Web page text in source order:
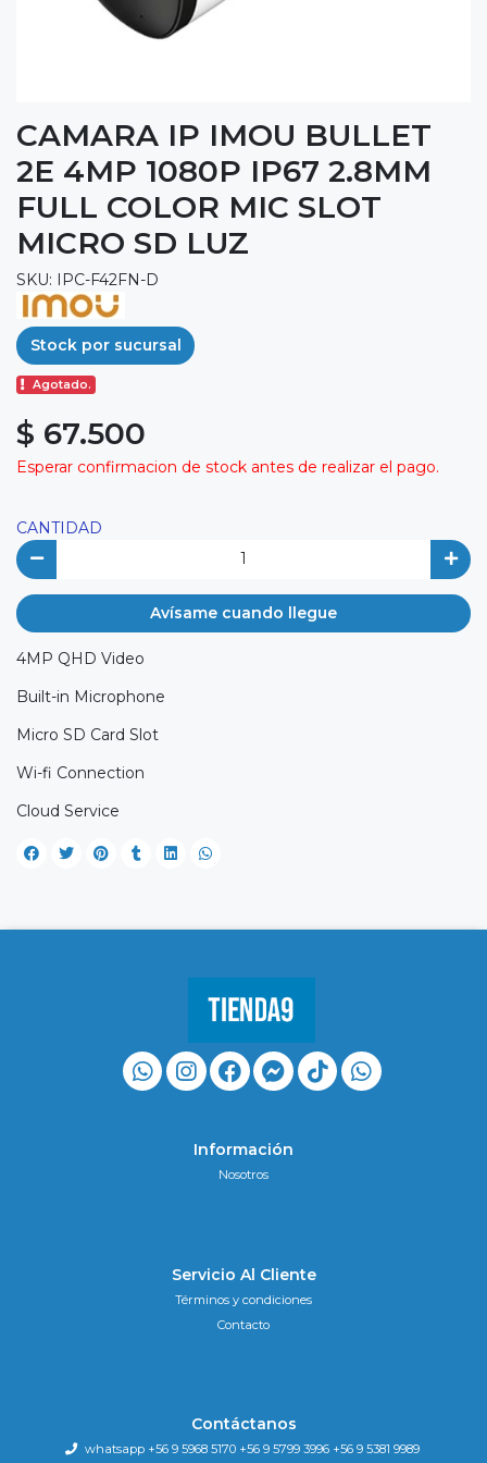
CAMARA IP IMOU BULLET
2E 4MP 1080P IP67 2.8MM
FULL COLOR MIC SLOT
MICRO SD LUZ
SKU: IPC-F42FN-D
Stock por sucursal
Agotado.
$ 67.500
Esperar confirmacion de stock antes de realizar el pago.
CANTIDAD
Avísame cuando llegue
4MP QHD Video
Built-in Microphone
Micro SD Card Slot
Wi-fi Connection
Cloud Service
Información
Nosotros
Servicio Al Cliente
Términos y condiciones
Contacto
Contáctanos
whatsapp +56 9 5968 5170 +56 9 5799 3996 +56 9 5381 9989